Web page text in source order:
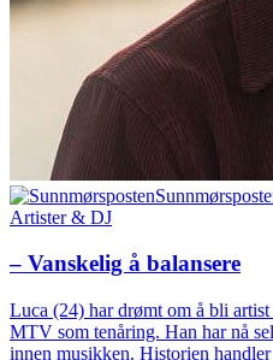
Artister & DJ
– Vanskelig å balansere
Luca (24) har drømt om å bli artist
MTV som tenåring. Han har nå
innen musikken. Historien